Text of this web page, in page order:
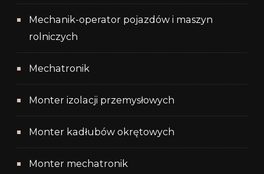
Mechanik-operator pojazdów i maszyn
rolniczych
Mechatronik
Monter izolacji przemysłowych
Monter kadłubów okrętowych
Monter mechatronik